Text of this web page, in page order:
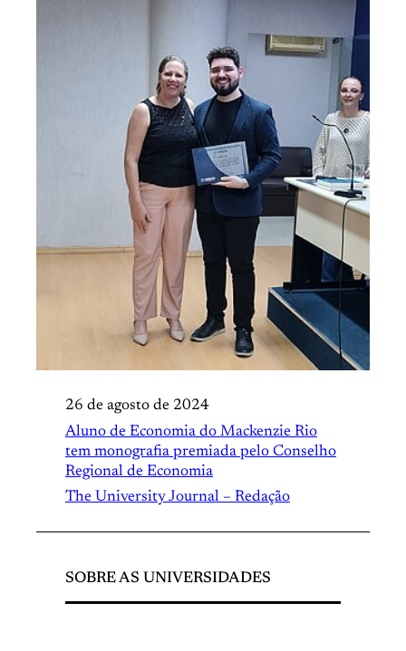
26 de agosto de 2024
Aluno de Economia do Mackenzie Rio
tem monografia premiada pelo Conselho
Regional de Economia
The University Journal – Redação
SOBRE AS UNIVERSIDADES